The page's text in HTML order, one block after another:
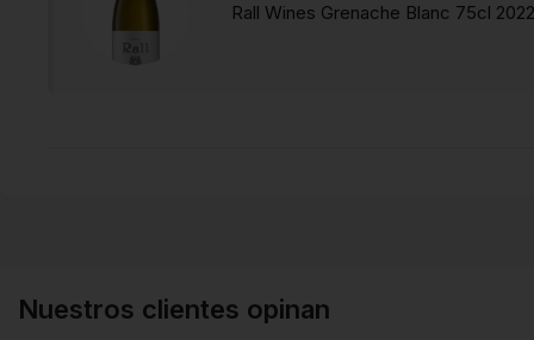
Rall Wines Grenache Blanc 75cl 2022
Nuestros clientes opinan